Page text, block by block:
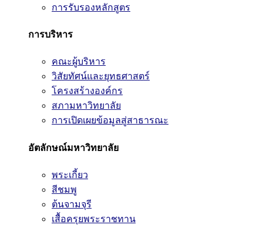
การรับรองหลักสูตร
การบริหาร
คณะผู้บริหาร
วิสัยทัศน์และยุทธศาสตร์
โครงสร้างองค์กร
สภามหาวิทยาลัย
การเปิดเผยข้อมูลสู่สาธารณะ
อัตลักษณ์มหาวิทยาลัย
พระเกี้ยว
สีชมพู
ต้นจามจุรี
เสื้อครุยพระราชทาน